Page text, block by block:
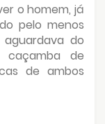
o homem, já
pelo menos
do
de
de ambos